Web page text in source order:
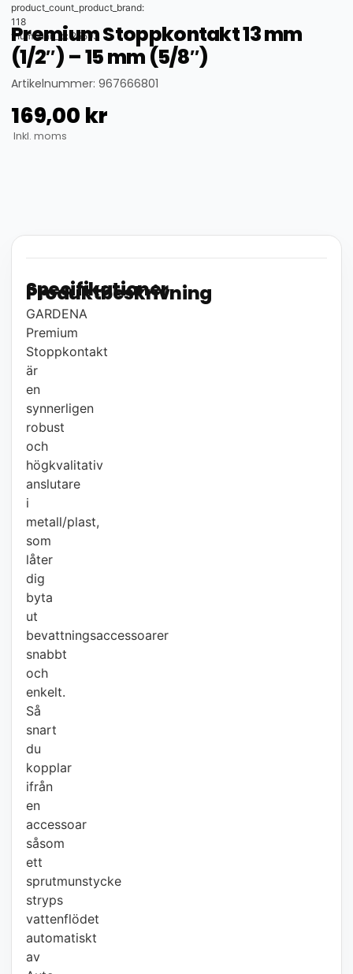
product_count_product_brand:
118
thumbnail_id: 25593
Premium Stoppkontakt 13 mm
(1/2″) – 15 mm (5/8″)
Artikelnummer: 967666801
169,00 kr
Inkl. moms
Produktbeskrivning
GARDENA
Premium
Stoppkontakt
är
en
synnerligen
robust
och
högkvalitativ
anslutare
i
metall/plast,
som
låter
dig
byta
ut
bevattningsaccessoarer
snabbt
och
enkelt.
Så
snart
du
kopplar
ifrån
en
accessoar
såsom
ett
sprutmunstycke
stryps
vattenflödet
automatiskt
av
Specifikationer